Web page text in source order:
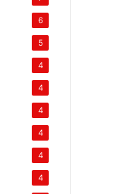
6
5
4
4
4
4
4
4